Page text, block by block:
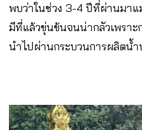
พบว่าในช่วง 3-4 ปีที่ผ่านมา
มีที่แล้วขุ่นข้นจนน่ากลัวเพราะ
นำไปผ่านกระบวนการผลิตน้